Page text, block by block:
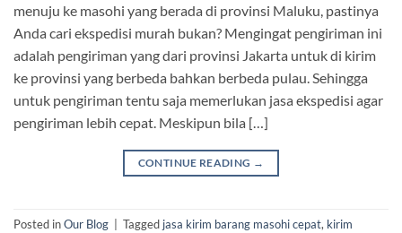
menuju ke masohi yang berada di provinsi Maluku, pastinya
Anda cari ekspedisi murah bukan? Mengingat pengiriman ini
adalah pengiriman yang dari provinsi Jakarta untuk di kirim
ke provinsi yang berbeda bahkan berbeda pulau. Sehingga
untuk pengiriman tentu saja memerlukan jasa ekspedisi agar
pengiriman lebih cepat. Meskipun bila […]
CONTINUE READING →
Posted inOur Blog Tagged jasa kirim barang masohi cepat, kirim